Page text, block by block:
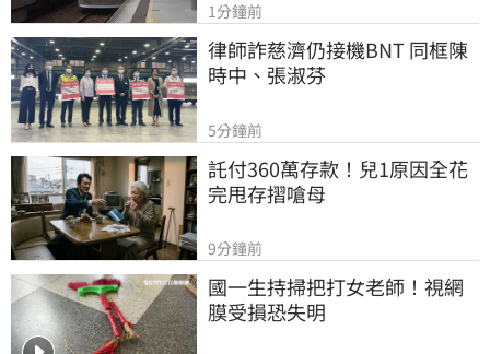
1分鐘前
律師詐慈濟仍接機BNT 同框陳
時中、張淑芬
5分鐘前
託付360萬存款！兒1原因全花
完甩存摺嗆母
9分鐘前
國一生持掃把打女老師！視網
膜受損恐失明